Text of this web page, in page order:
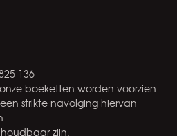
136
boeketten worden voorzien
strikte navolging hiervan
zijn.